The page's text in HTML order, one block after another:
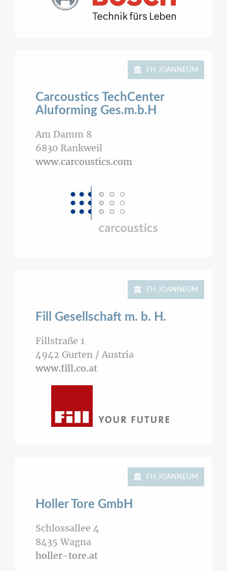
FH JOANNEUM
Carcoustics TechCenter
Aluforming Ges.m.b.H
Am Damm 8
6830 Rankweil
www.carcoustics.com
FH JOANNEUM
Fill Gesellschaft m. b. H.
Fillstraße 1
4942 Gurten / Austria
www.fill.co.at
FH JOANNEUM
Holler Tore GmbH
Schlossallee 4
8435Wagna
holler-tore.at